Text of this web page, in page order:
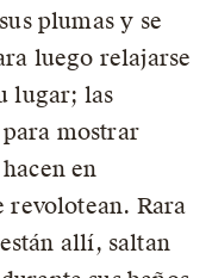
plumas y se
luego relajarse
lugar; las
mostrar
en
revolotean. Rara
allí, saltan